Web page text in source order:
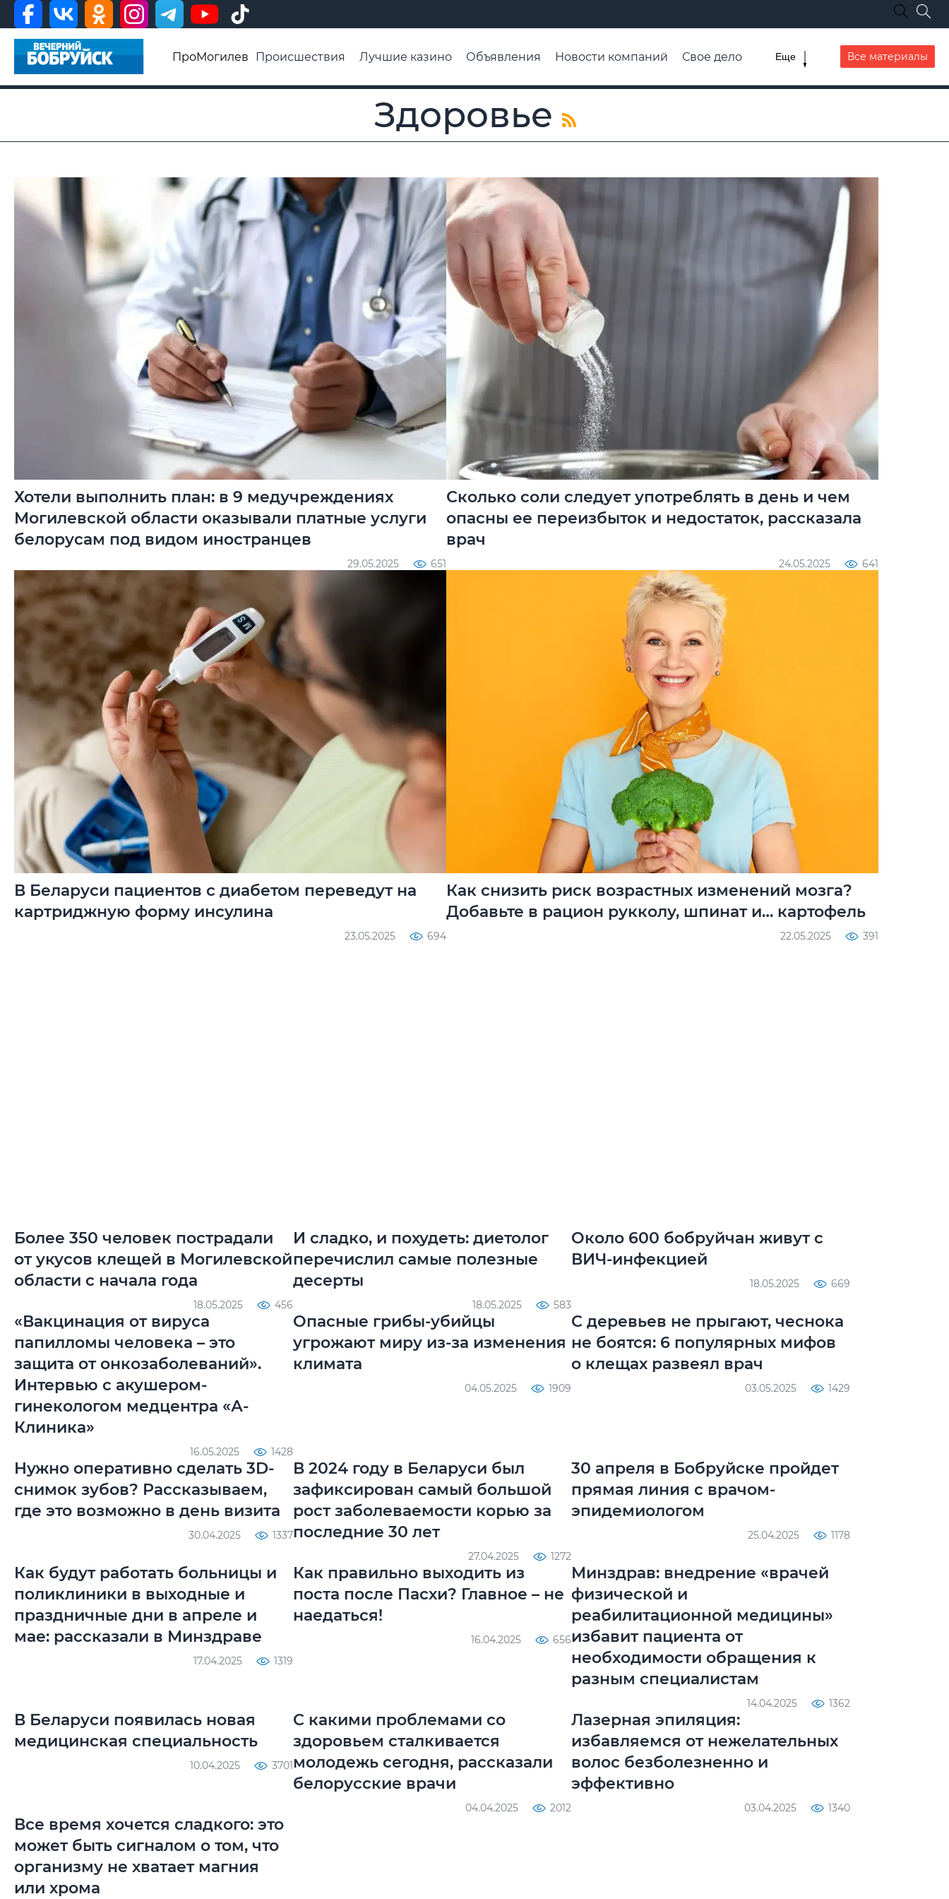
ПроМогилев Происшествия Лучшие казино Объявления Новости компаний
Свое дело
Видео ВБ
Еще Все материалы
Здоровье
Хотели выполнить план: в 9 медучреждениях
Могилевской области оказывали платные услуги
белорусам под видом иностранцев
29.05.2025 651
Сколько соли следует употреблять в день и чем
опасны ее переизбыток и недостаток, рассказала
врач
24.05.2025 641
В Беларуси пациентов с диабетом переведут на
картриджную форму инсулина
23.05.2025 694
Как снизить риск возрастных изменений мозга?
Добавьте в рацион рукколу, шпинат и… картофель
22.05.2025 391
Более 350 человек пострадали
от укусов клещей в Могилевской
области с начала года
18.05.2025 456
И сладко, и похудеть: диетолог
перечислил самые полезные
десерты
18.05.2025 583
Около 600 бобруйчан живут с
ВИЧ-инфекцией
18.05.2025 669
«Вакцинация от вируса
папилломы человека – это
защита от онкозаболеваний».
Интервью с акушером-
гинекологом медцентра «А-
Клиника»
16.05.2025 1428
Опасные грибы-убийцы
угрожают миру из-за изменения
климата
04.05.2025 1909
С деревьев не прыгают, чеснока
не боятся: 6 популярных мифов
о клещах развеял врач
03.05.2025 1429
Нужно оперативно сделать 3D-
cнимок зубов? Рассказываем,
где это возможно в день визита
30.04.2025 1337
В 2024 году в Беларуси был
зафиксирован самый большой
рост заболеваемости корью за
последние 30 лет
27.04.2025 1272
30 апреля в Бобруйске пройдет
прямая линия с врачом-
эпидемиологом
25.04.2025 1178
Как будут работать больницы и
поликлиники в выходные и
праздничные дни в апреле и
мае: рассказали в Минздраве
17.04.2025 1319
Как правильно выходить из
поста после Пасхи? Главное – не
наедаться!
16.04.2025 656
Минздрав: внедрение «врачей
физической и
реабилитационной медицины»
избавит пациента от
необходимости обращения к
разным специалистам
14.04.2025 1362
В Беларуси появилась новая
медицинская специальность
10.04.2025 3701
С какими проблемами со
здоровьем сталкивается
молодежь сегодня, рассказали
белорусские врачи
04.04.2025 2012
Лазерная эпиляция:
избавляемся от нежелательных
волос безболезненно и
эффективно
03.04.2025 1340
Все время хочется сладкого: это
может быть сигналом о том, что
организму не хватает магния
или хрома